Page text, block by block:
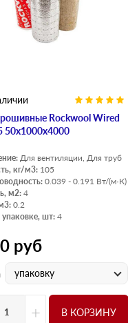
Н Оптима
Д Оптима
Техническая изоляция
Цилиндры навивные
Industrial Batts 80
CONLIT SL 150
Rockwool Wired
50х1000х4000
Для вентиляции, Для труб
кг/м3: 105
0.039 - 0.191 Вт/(м·К)
м2: 4
0.2
шт: 4
руб
упаковку
+ В КОРЗИНУ